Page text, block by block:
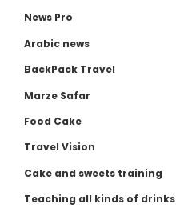
News Pro
Arabic news
BackPack Travel
Marze Safar
Food Cake
Travel Vision
Cake and sweets training
Teaching all kinds of drinks